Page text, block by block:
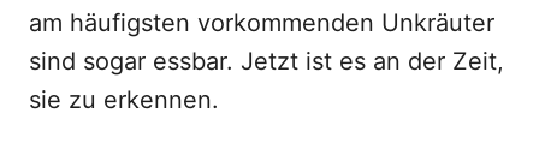
am häufigsten vorkommenden Unkräuter
sind sogar essbar. Jetzt ist es an der Zeit,
sie zu erkennen.